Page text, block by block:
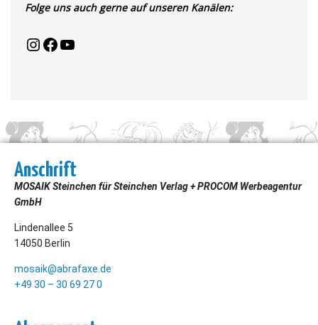
Folge uns auch gerne auf unseren Kanälen:
Anschrift
MOSAIK Steinchen für Steinchen Verlag + PROCOM Werbeagentur
GmbH
Lindenallee 5
14050 Berlin
mosaik@abrafaxe.de
+49 30 – 30 69 27 0